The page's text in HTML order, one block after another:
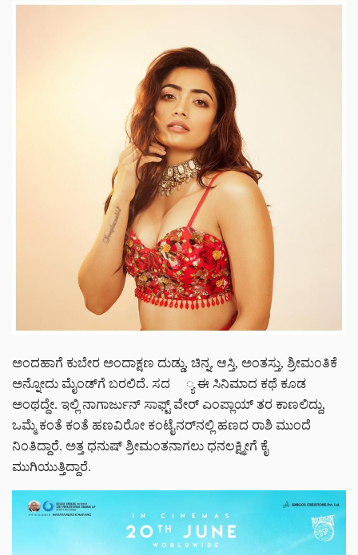
ಅಂದಹಾಗೆ ಕುಬೇರ ಅಂದಾಕ್ಷಣ ದುಡ್ಡು, ಚಿನ್ನ, ಆಸ್ತಿ, ಅಂತಸ್ತು, ಶ್ರೀಮಂತಿಕೆ
ಅನ್ನೋದು ಮೈಂಡ್‌ಗೆ ಬರಲಿದೆ. ಸದ ್ಯ ಈ ಸಿನಿಮಾದ ಕಥೆ ಕೂಡ
ಅಂಥದ್ದೇ. ಇಲ್ಲಿ ನಾಗಾರ್ಜುನ್ ಸಾಫ್ಟ್‌ ವೇರ್ ಎಂಪ್ಲಾಯ್ ತರ ಕಾಣಲಿದ್ದು,
ಒಮ್ಮೆ ಕಂತೆ ಕಂತೆ ಹಣವಿರೋ ಕಂಟೈನರ್‌‌ನಲ್ಲಿ ಹಣದ ರಾಶಿ ಮುಂದೆ
ನಿಂತಿದ್ದಾರೆ. ಅತ್ತ ಧನುಷ್ ಶ್ರೀಮಂತನಾಗಲು ಧನಲಕ್ಷ್ಮೀಗೆ ಕೈ
ಮುಗಿಯುತ್ತಿದ್ದಾರೆ.